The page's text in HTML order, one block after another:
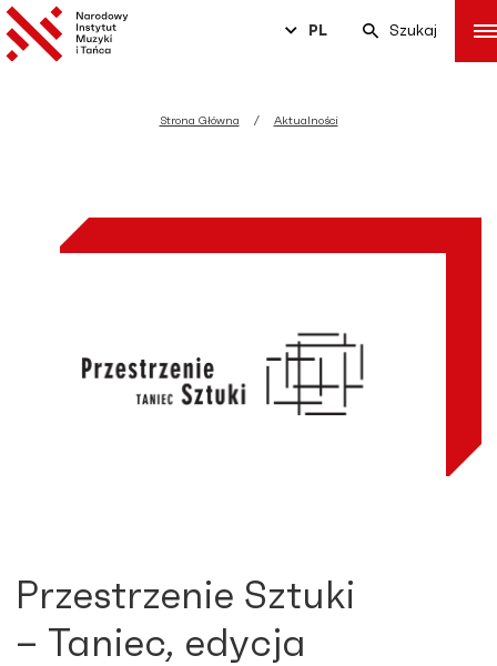
PL Szukaj
Strona Główna Aktualności
Przestrzenie Sztuki
– Taniec, edycja